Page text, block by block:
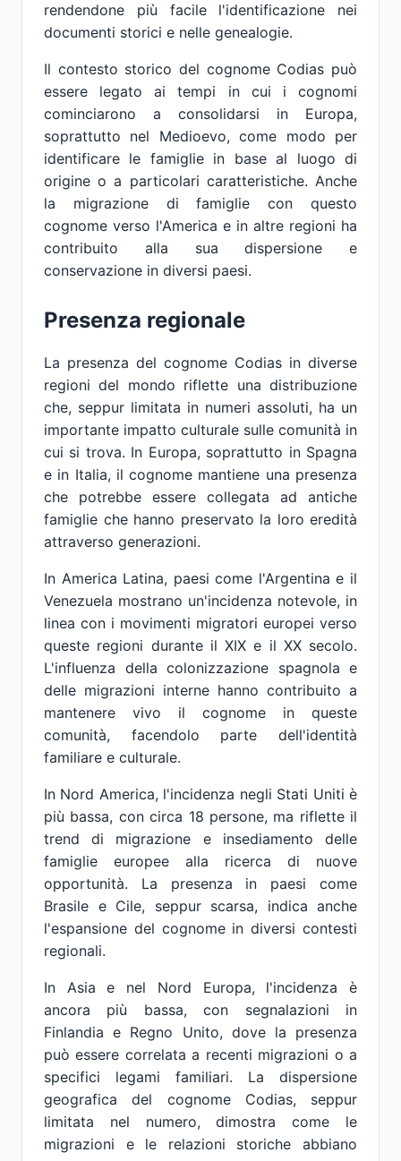
rendendone più facile l'identificazione nei
documenti storici e nelle genealogie.
Il contesto storico del cognome Codias può
essere legato ai tempi in cui i cognomi
cominciarono a consolidarsi in Europa,
soprattutto nel Medioevo, come modo per
identificare le famiglie in base al luogo di
origine o a particolari caratteristiche. Anche
la migrazione di famiglie con questo
cognome verso l'America e in altre regioni ha
contribuito alla sua dispersione e
conservazione in diversi paesi.
Presenza regionale
La presenza del cognome Codias in diverse
regioni del mondo riflette una distribuzione
che, seppur limitata in numeri assoluti, ha un
importante impatto culturale sulle comunità in
cui si trova. In Europa, soprattutto in Spagna
e in Italia, il cognome mantiene una presenza
che potrebbe essere collegata ad antiche
famiglie che hanno preservato la loro eredità
attraverso generazioni.
In America Latina, paesi come l'Argentina e il
Venezuela mostrano un'incidenza notevole, in
linea con i movimenti migratori europei verso
queste regioni durante il XIX e il XX secolo.
L'influenza della colonizzazione spagnola e
delle migrazioni interne hanno contribuito a
mantenere vivo il cognome in queste
comunità, facendolo parte dell'identità
familiare e culturale.
In Nord America, l'incidenza negli Stati Uniti è
più bassa, con circa 18 persone, ma riflette il
trend di migrazione e insediamento delle
famiglie europee alla ricerca di nuove
opportunità. La presenza in paesi come
Brasile e Cile, seppur scarsa, indica anche
l'espansione del cognome in diversi contesti
regionali.
In Asia e nel Nord Europa, l'incidenza è
ancora più bassa, con segnalazioni in
Finlandia e Regno Unito, dove la presenza
può essere correlata a recenti migrazioni o a
specifici legami familiari. La dispersione
geografica del cognome Codias, seppur
limitata nel numero, dimostra come le
migrazioni e le relazioni storiche abbiano